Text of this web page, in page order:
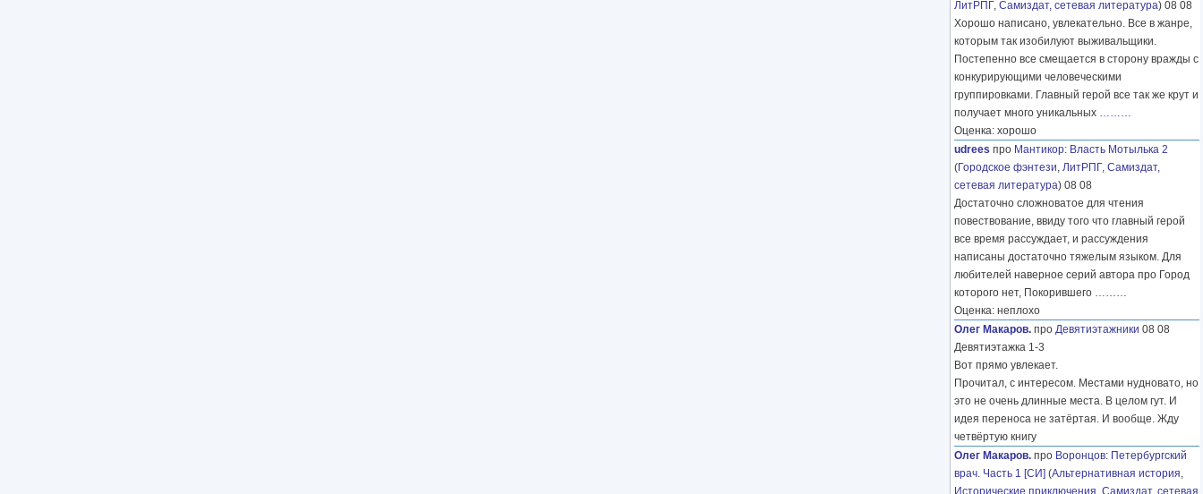
ЛитРПГ, Самиздат, сетевая литература) 08 08
Хорошо написано, увлекательно. Все в жанре,
которым так изобилуют выживальщики.
Постепенно все смещается в сторону вражды с
конкурирующими человеческими
группировками. Главный герой все так же крут и
получает много уникальных ………
Оценка: хорошо
udrees про Мантикор: Власть Мотылька 2
(Городское фэнтези, ЛитРПГ, Самиздат,
сетевая литература) 08 08
Достаточно сложноватое для чтения
повествование, ввиду того что главный герой
все время рассуждает, и рассуждения
написаны достаточно тяжелым языком. Для
любителей наверное серий автора про Город
которого нет, Покорившего ………
Оценка: неплохо
Олег Макаров. про Девятиэтажники 08 08
Девятиэтажка 1-3
Вот прямо увлекает.
Прочитал, с интересом. Местами нудновато, но
это не очень длинные места. В целом гут. И
идея переноса не затёртая. И вообще. Жду
четвёртую книгу
Олег Макаров. про Воронцов: Петербургский
врач. Часть 1 [СИ] (Альтернативная история,